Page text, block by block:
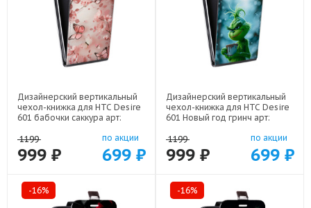
Дизайнерский вертикальный
чехол-книжка для HTC Desire
601 бабочки саккура арт:
1199
999 ₽
по акции
699 ₽
Дизайнерский вертикальный
чехол-книжка для HTC Desire
601 Новый год гринч арт:
1199
999 ₽
по акции
699 ₽
-16% -16%